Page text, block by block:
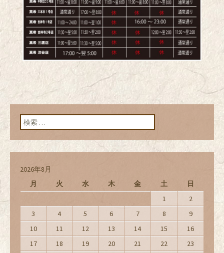
検索:
2026年8月
月
火 水 木 金 土 日
1
2
3
4 5 6 7 8
9
10
11 12 13 14 15
16
17
18 19 20 21 22
23